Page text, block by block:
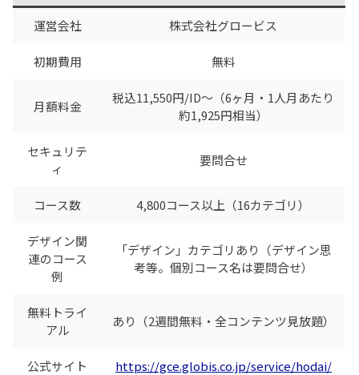
運営会社 株式会社グロービス
初期費用 無料
月額料金
税込11,550円/ID〜（6ヶ月・1人月あたり
約1,925円相当）
セキュリテ
ィ
要問合せ
コース数 4,800コース以上（16カテゴリ）
デザイン関
連のコース
例
「デザイン」カテゴリあり（デザイン思
考等。個別コース名は要問合せ）
無料トライ
アル
あり（2週間無料・全コンテンツ見放題）
公式サイト https://gce.globis.co.jp/service/hodai/